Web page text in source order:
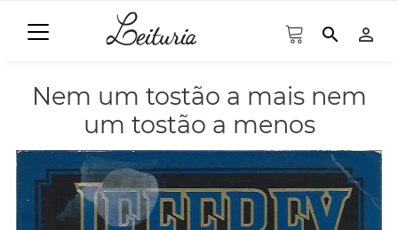
search person_outline
Nem um tostão a mais nem
um tostão a menos